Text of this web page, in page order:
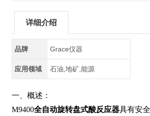
详细介绍
品牌 Grace仪器
应用领域 石油,地矿,能源
一、概述：
M9400全自动旋转盘式酸反应器具有安